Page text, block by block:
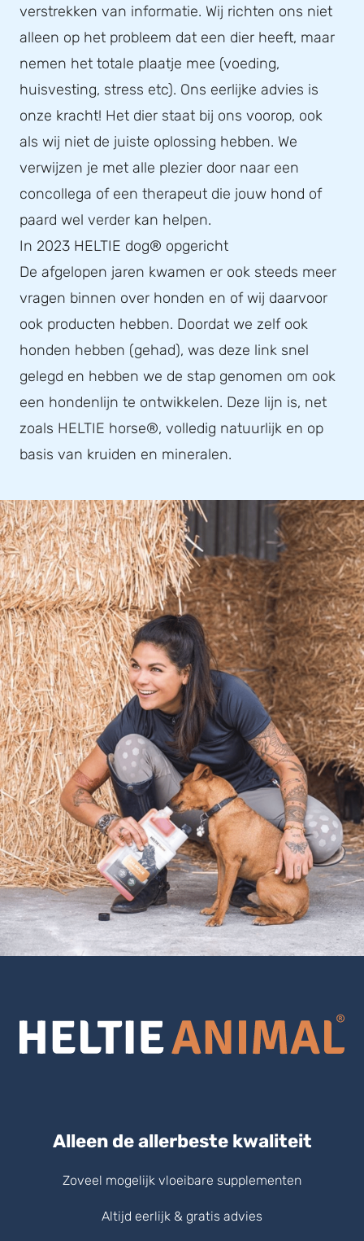
verstrekken van informatie. Wij richten ons niet
alleen op het probleem dat een dier heeft, maar
nemen het totale plaatje mee (voeding,
huisvesting, stress etc). Ons eerlijke advies is
onze kracht! Het dier staat bij ons voorop, ook
als wij niet de juiste oplossing hebben. We
verwijzen je met alle plezier door naar een
concollega of een therapeut die jouw hond of
paard wel verder kan helpen.
In 2023 HELTIE dog® opgericht
De afgelopen jaren kwamen er ook steeds meer
vragen binnen over honden en of wij daarvoor
ook producten hebben. Doordat we zelf ook
honden hebben (gehad), was deze link snel
gelegd en hebben we de stap genomen om ook
een hondenlijn te ontwikkelen. Deze lijn is, net
zoals HELTIE horse®, volledig natuurlijk en op
basis van kruiden en mineralen.
Alleen de allerbeste kwaliteit
Zoveel mogelijk vloeibare supplementen
Altijd eerlijk & gratis advies